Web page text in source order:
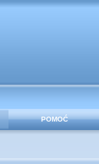
POMOĆ